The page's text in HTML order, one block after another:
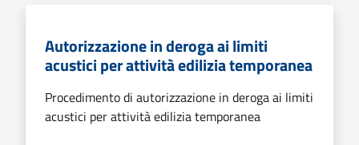
Autorizzazione in deroga ai limiti
acustici per attività edilizia temporanea
Procedimento di autorizzazione in deroga ai limiti
acustici per attività edilizia temporanea